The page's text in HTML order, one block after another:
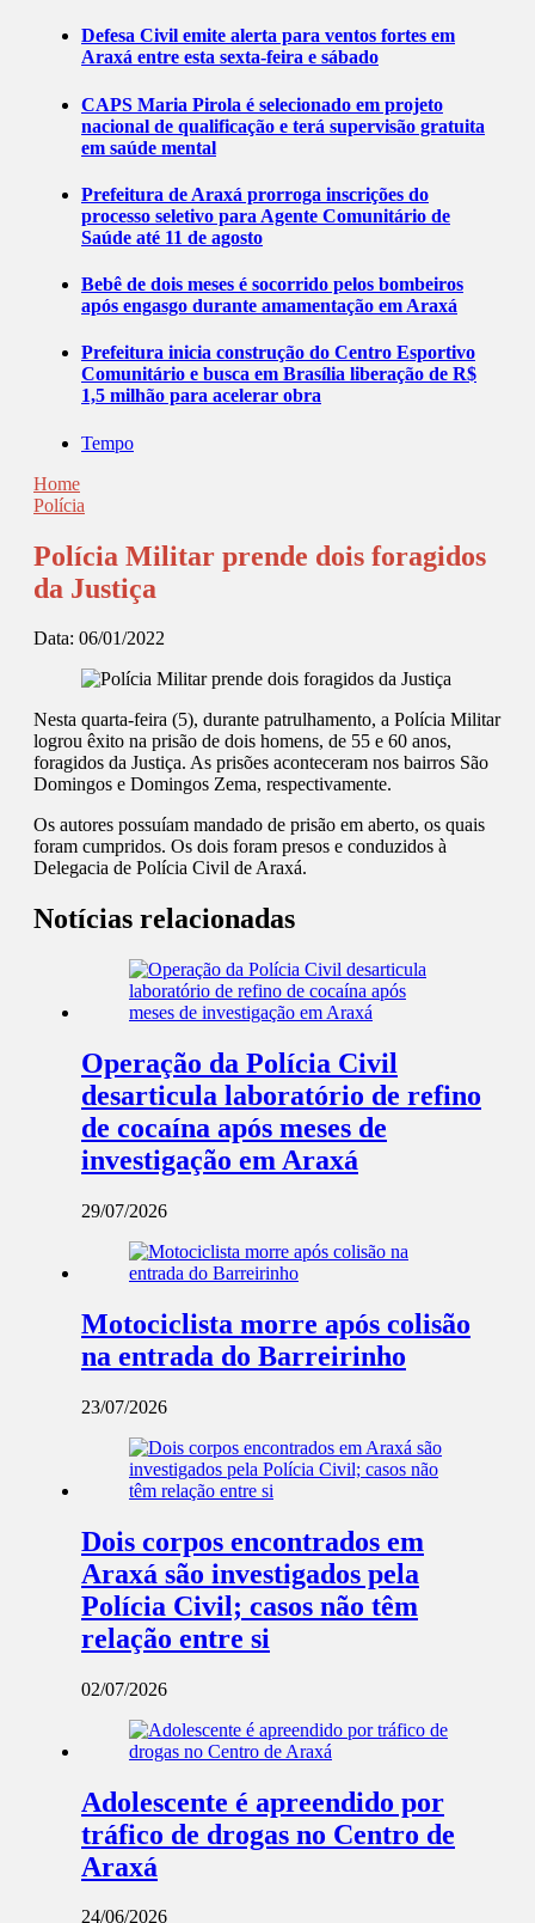
Defesa Civil emite alerta para ventos fortes em
Araxá entre esta sexta-feira e sábado
CAPS Maria Pirola é selecionado em projeto
nacional de qualificação e terá supervisão gratuita
em saúde mental
Prefeitura de Araxá prorroga inscrições do
processo seletivo para Agente Comunitário de
Saúde até 11 de agosto
Bebê de dois meses é socorrido pelos bombeiros
após engasgo durante amamentação em Araxá
Prefeitura inicia construção do Centro Esportivo
Comunitário e busca em Brasília liberação de R$
1,5 milhão para acelerar obra
Tempo
Home
Polícia
Polícia Militar prende dois foragidos
da Justiça
Data: 06/01/2022
Nesta quarta-feira (5), durante patrulhamento, a Polícia Militar
logrou êxito na prisão de dois homens, de 55 e 60 anos,
foragidos da Justiça. As prisões aconteceram nos bairros São
Domingos e Domingos Zema, respectivamente.
Os autores possuíam mandado de prisão em aberto, os quais
foram cumpridos. Os dois foram presos e conduzidos à
Delegacia de Polícia Civil de Araxá.
Notícias relacionadas
Operação da Polícia Civil
desarticula laboratório de refino
de cocaína após meses de
investigação em Araxá
29/07/2026
Motociclista morre após colisão
na entrada do Barreirinho
23/07/2026
Dois corpos encontrados em
Araxá são investigados pela
Polícia Civil; casos não têm
relação entre si
02/07/2026
Adolescente é apreendido por
tráfico de drogas no Centro de
Araxá
24/06/2026